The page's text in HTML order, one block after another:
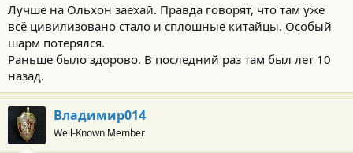
с
т
и
:
Лучше на Ольхон заехай. Правда говорят, что там уже
всё цивилизовано стало и сплошные китайцы. Особый
шарм потерялся.
Раньше было здорово. В последний раз там был лет 10
назад.
Владимир014
Well-Known Member